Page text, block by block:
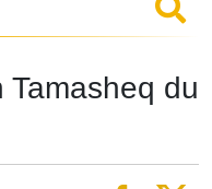
du